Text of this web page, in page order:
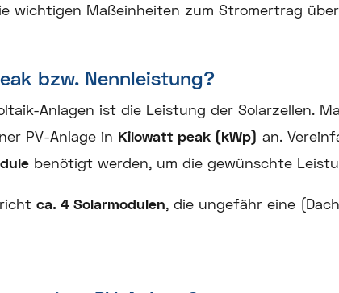
wichtigen Maßeinheiten zum Stromertrag über
bzw. Nennleistung?
Anlagen ist die Leistung der Solarzellen.
PV-Anlage in Kilowatt peak (kWp) an.
benötigt werden, um die gewünschte
ca. 4 Solarmodulen, die ungefähr eine